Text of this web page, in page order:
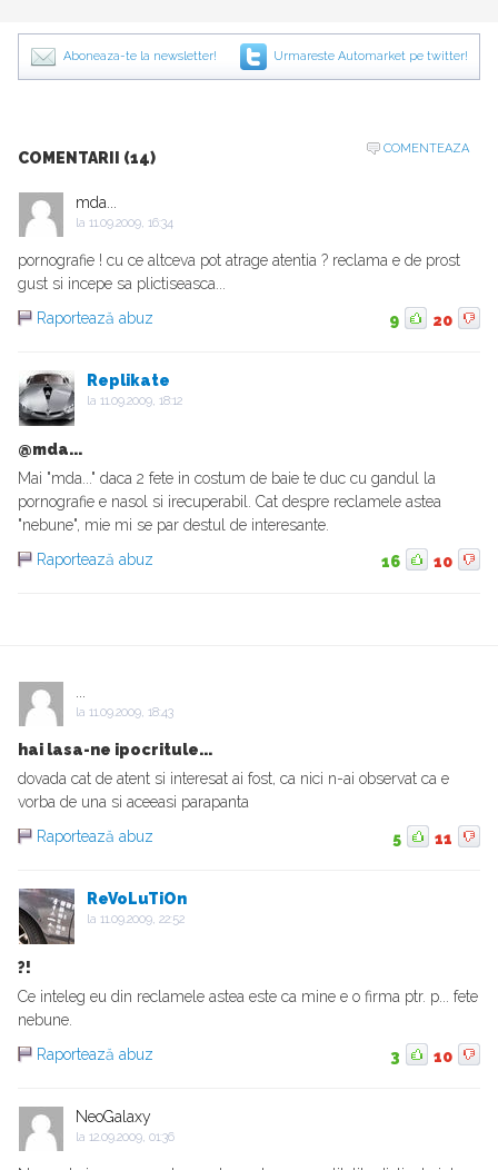
Aboneaza-te la newsletter! Urmareste Automarket pe twitter!
COMENTARII (14)
COMENTEAZA
mda...
la 11.09.2009, 16:34
pornografie ! cu ce altceva pot atrage atentia ? reclama e de prost
gust si incepe sa plictiseasca...
Raportează abuz
9 20
Replikate
la 11.09.2009, 18:12
@mda...
Mai "mda..." daca 2 fete in costum de baie te duc cu gandul la
pornografie e nasol si irecuperabil. Cat despre reclamele astea
"nebune", mie mi se par destul de interesante.
Raportează abuz
16 10
la 11.09.2009, 18:43
hai lasa-ne ipocritule...
dovada cat de atent si interesat ai fost, ca nici n-ai observat ca e
vorba de una si aceeasi parapanta
Raportează abuz
5 11
ReVoLuTiOn
la 11.09.2009, 22:52
?!
Ce inteleg eu din reclamele astea este ca mine e o firma ptr. p... fete
nebune.
Raportează abuz
3 10
NeoGalaxy
la 12.09.2009, 01:36